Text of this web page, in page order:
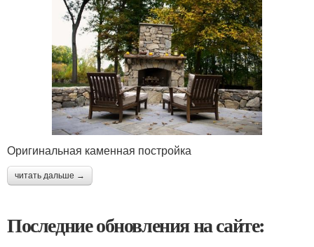
Оригинальная каменная постройка
читать дальше →
Последние обновления на сайте: